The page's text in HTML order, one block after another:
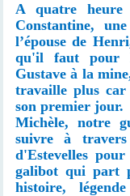
A quatre
Constantine,
l’épouse de
qu'il faut pour
Gustave à la
travaille plus car
son premier jour.
Michèle, notre
suivre à
d'Estevelles
galibot qui part
histoire,